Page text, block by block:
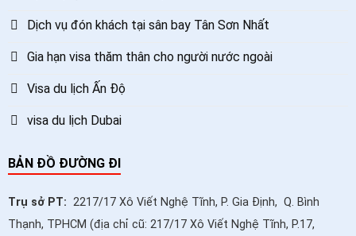
Dịch vụ đón khách tại sân bay Tân Sơn Nhất
Gia hạn visa thăm thân cho người nước ngoài
Visa du lịch Ấn Độ
visa du lịch Dubai
BẢN ĐỒ ĐƯỜNG ĐI
Trụ sở PT: 2217/17 Xô Viết Nghệ Tĩnh, P. Gia Định, Q. Bình
Thạnh, TPHCM (địa chỉ cũ: 217/17 Xô Viết Nghệ Tĩnh, P.17,